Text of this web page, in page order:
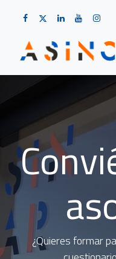
¿Quieres formar